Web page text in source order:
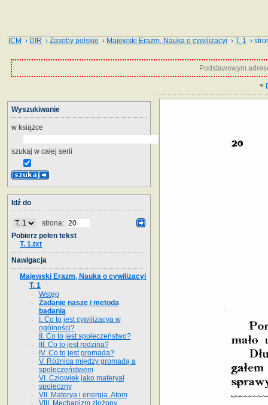
ICM › DIR ›Zasoby polskie › Majewski Erazm, Nauka o cywilizacyi ›T. 1 ›
Podstawowym
«
Wyszukiwanie
w książce
szukaj w całej serii
Idź do
strona:
Pobierz pełen tekst
T. 1.txt
Nawigacja
Majewski Erazm, Nauka o cywilizacyi
T. 1
Wstęp
Zadanie nasze i metoda
badania
I. Co to jest cywilizacya w
ogólności?
II. Co to jest społeczeństwo?
III. Co to jest rodzina?
IV. Co to jest gromada?
V. Różnica między gromadą a
społeczeństwem
VI. Człowiek jako materyał
społeczny
VII. Materya i energia. Atom
VIII. Mechanizm złożony.